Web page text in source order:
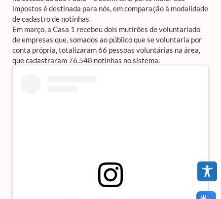
impostos é destinada para nós, em comparação à modalidade
de cadastro de notinhas.
Em março, a Casa 1 recebeu dois mutirões de voluntariado
de empresas que, somados ao público que se voluntaria por
conta própria, totalizaram 66 pessoas voluntárias na área,
que cadastraram 76.548 notinhas no sistema.